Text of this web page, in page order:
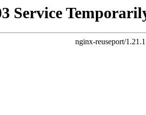
Service
nginx-reuseport/1.21.1